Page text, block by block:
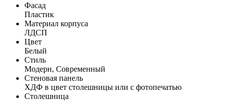
Фасад
Пластик
Материал корпуса
ЛДСП
Цвет
Белый
Стиль
Модерн, Современный
Стеновая панель
ХДФ в цвет столешницы или с фотопечатью
Столешница